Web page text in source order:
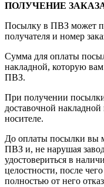
ПОЛУЧЕНИЕ
Посылку в ПВЗ может
получателя и номер
Сумма для оплаты
накладной, которую
ПВЗ.
При получении
доставочной
носителе.
До оплаты посылки вы
ПВЗ и, не нарушая
удостовериться в
целостности, после
полностью от него